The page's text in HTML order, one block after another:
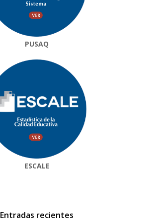
PUSAQ
ESCALE
Entradas recientes